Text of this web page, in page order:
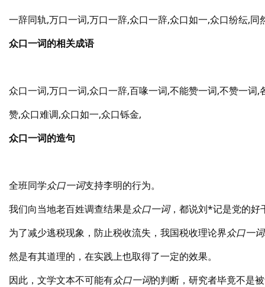
一辞同轨,万口一词,万口一辞,众口一辞,众口如一,众口纷纭,
众口一词的相关成语
众口一词,万口一词,众口一辞,百喙一词,不能赞一词,不赞一
赞,众口难调,众口如一,众口铄金,
众口一词的造句
全班同学众口一词支持李明的行为。
我们向当地老百姓调查结果是众口一词，都说刘*记是党的好
为了减少逃税现象，防止税收流失，我国税收理论界众口一词
然是有其道理的，在实践上也取得了一定的效果。
因此，文学文本不可能有众口一词的判断，研究者毕竟不是